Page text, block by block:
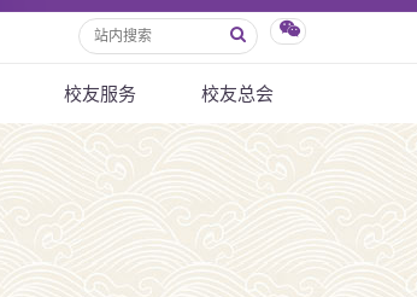
校友服务 校友总会